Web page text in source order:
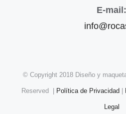
E-mail:
© Copyright 2018 Diseño y
Reserved | Política de Privacidad
Legal